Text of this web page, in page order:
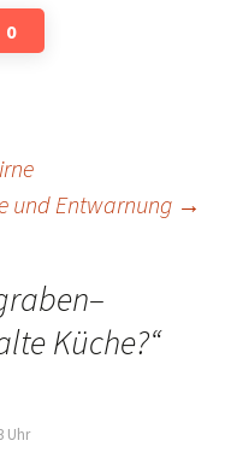
0
und Entwarnung →
Küche?“
Uhr